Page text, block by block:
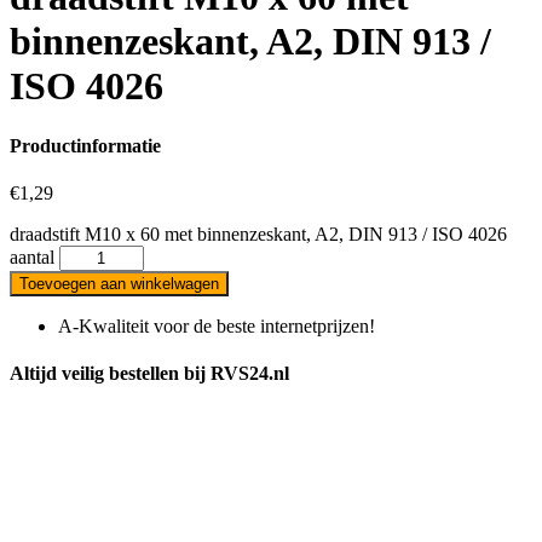
binnenzeskant, A2, DIN 913 /
ISO 4026
Productinformatie
€1,29
draadstift M10 x 60 met binnenzeskant, A2, DIN 913 / ISO 4026
aantal
Toevoegen aan winkelwagen
A-Kwaliteit voor de beste internetprijzen!
Altijd veilig bestellen bij RVS24.nl